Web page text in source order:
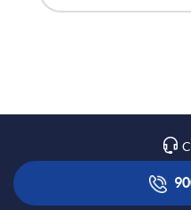
x
i
ó